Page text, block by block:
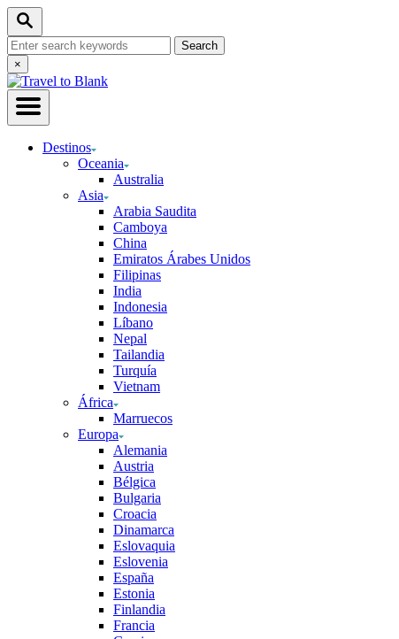
Skip
Content
Search
Search
for:Close
Search
×
Destinos
Oceania
Australia
Asia
Arabia Saudita
Camboya
China
Emiratos Árabes Unidos
Filipinas
India
Indonesia
Líbano
Nepal
Tailandia
Turquía
Vietnam
África
Marruecos
Europa
Alemania
Austria
Bélgica
Bulgaria
Croacia
Dinamarca
Eslovaquia
Eslovenia
España
Estonia
Finlandia
Francia